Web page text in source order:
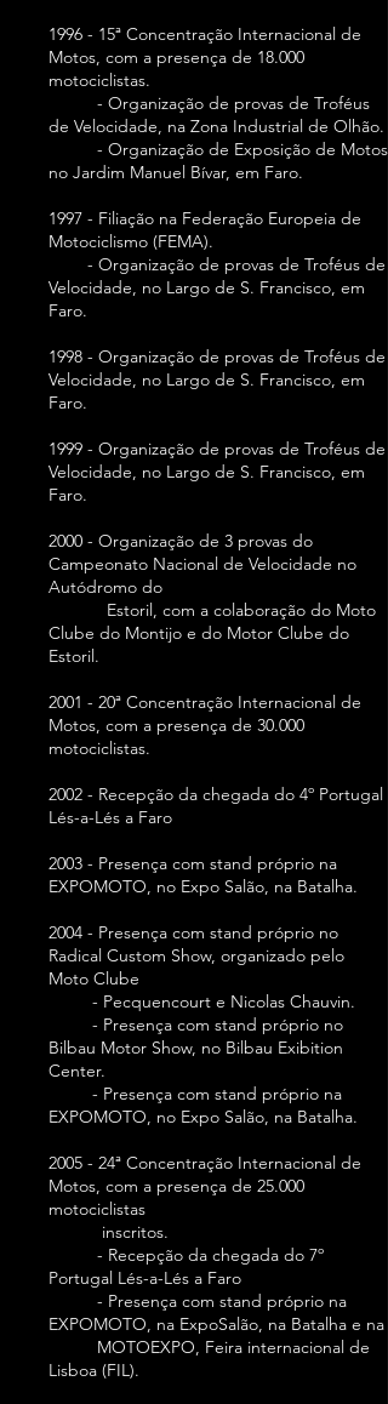
1996 - 15ª Concentração Internacional de
Motos, com a presença de 18.000
motociclistas.
- Organização de provas de Troféus
de Velocidade, na Zona Industrial de Olhão.
- Organização de Exposição de Motos
no Jardim Manuel Bívar, em Faro.
1997 - Filiação na Federação Europeia de
Motociclismo (FEMA).
- Organização de provas de Troféus de
Velocidade, no Largo de S. Francisco, em
Faro.
1998 - Organização de provas de Troféus de
Velocidade, no Largo de S. Francisco, em
Faro.
1999 - Organização de provas de Troféus de
Velocidade, no Largo de S. Francisco, em
Faro.
2000 - Organização de 3 provas do
Campeonato Nacional de Velocidade no
Autódromo do
Estoril, com a colaboração do Moto
Clube do Montijo e do Motor Clube do
Estoril.
2001 - 20ª Concentração Internacional de
Motos, com a presença de 30.000
motociclistas.
2002 - Recepção da chegada do 4º Portugal
Lés-a-Lés a Faro
2003 - Presença com stand próprio na
EXPOMOTO, no Expo Salão, na Batalha.
2004 - Presença com stand próprio no
Radical Custom Show, organizado pelo
Moto Clube
- Pecquencourt e Nicolas Chauvin.
- Presença com stand próprio no
Bilbau Motor Show, no Bilbau Exibition
Center.
- Presença com stand próprio na
EXPOMOTO, no Expo Salão, na Batalha.
2005 - 24ª Concentração Internacional de
Motos, com a presença de 25.000
motociclistas
inscritos.
- Recepção da chegada do 7º
Portugal Lés-a-Lés a Faro
- Presença com stand próprio na
EXPOMOTO, na ExpoSalão, na Batalha e na
MOTOEXPO, Feira internacional de
Lisboa (FIL).